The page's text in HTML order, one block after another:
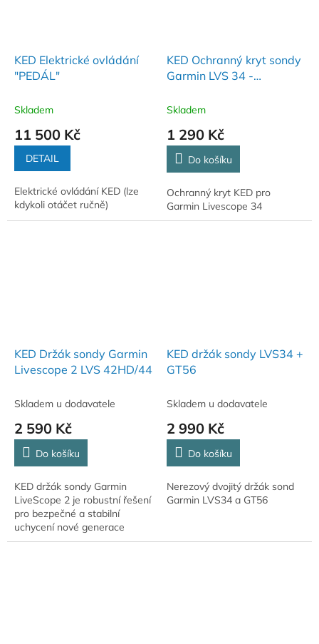
KED Elektrické ovládání
"PEDÁL"
Skladem
11 500 Kč
DETAIL
Elektrické ovládání KED (lze
kdykoli otáčet ručně)
KED Ochranný kryt sondy
Garmin LVS 34 -
Skladem
1 290 Kč
Do košíku
Ochranný kryt KED pro
Garmin Livescope 34
KED Držák sondy Garmin
Livescope 2 LVS 42HD/44
Skladem u dodavatele
2 590 Kč
Do košíku
KED držák sondy Garmin
LiveScope 2 je robustní řešení
pro bezpečné a stabilní
uchycení nové generace
LiveScope sond od Garminu.
KED držák sondy LVS34 +
GT56
Skladem u dodavatele
2 990 Kč
Do košíku
Nerezový dvojitý držák sond
Garmin LVS34 a GT56